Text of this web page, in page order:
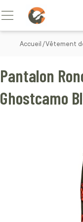
Allez au contenu
Basculer la navigation
Accueil Vêtement
Pantalon
Ghostcamo